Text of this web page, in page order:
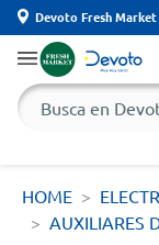
Devoto Fresh
HOME
AUXILIARES